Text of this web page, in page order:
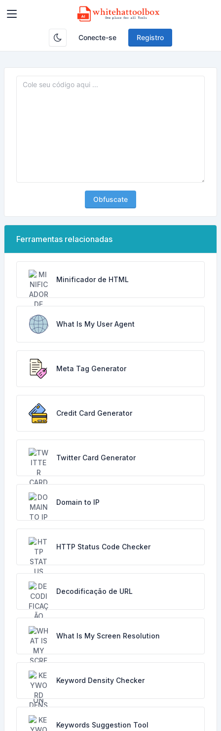
Conecte-se Registro
Obfuscate
Ferramentas relacionadas
Minificador de HTML
What Is My User Agent
Meta Tag Generator
Credit Card Generator
Twitter Card Generator
Domain to IP
HTTP Status Code Checker
Decodificação de URL
What Is My Screen Resolution
Keyword Density Checker
Keywords Suggestion Tool